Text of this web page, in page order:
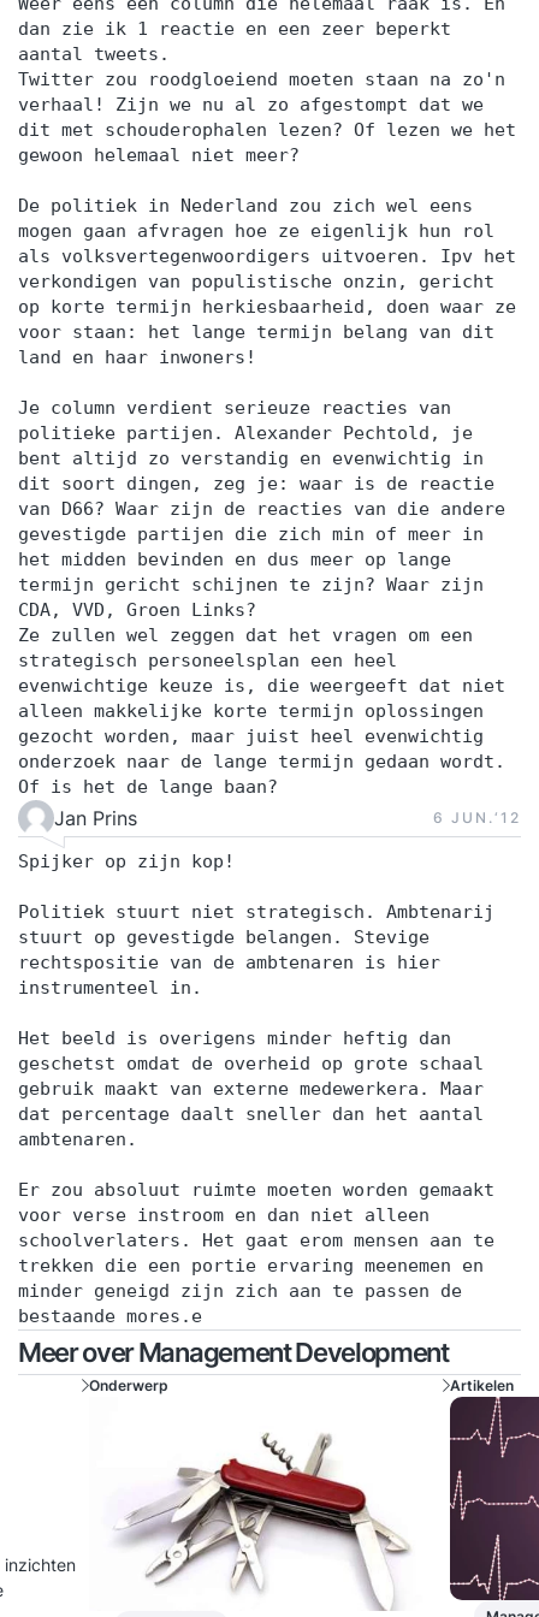
van persoonlijke leerdoelen en actiepunten voor
de komende periode. 17:00 uur Einde training
Dag 2 09:30 uur Start training Terugkoppeling op
de tussenliggende periode en behaalde
resultaten. Afrekenen met tijdverspillers,
werkdruk en stress zonder productiviteit te
verliezen. Grenzen stellen en effectief
verwachtingsmanagement. Focus houden in een
dynamische en veeleisende werkomgeving.
Helder en daadkrachtig communiceren over
voor duurzame effectiviteit. Evaluatie van de
training en opstellen van een persoonlijk
praktijkgericht actieplan. 17:00 uur Einde training
Je training in 3 stappen Stap 1. Je start met een
persoonlijke intake Voorafgaand aan de training
vul je een online intake in. Wil je liever je
persoonlijke leerdoelen toelichten? Dan plannen
we graag een telefonisch intakegesprek met je in.
Op basis van je leerdoelen, achtergrond en
aandachtspunten plaatsen we je in een
trainingsgroep met vergelijkbare professionals.
Zo sluit de training optimaal aan op jouw situatie
en ontwikkelbehoefte. Stap 2. Je volgt een
inspirerende en praktijkgerichte training De
tweedaagse training Timemanagement wordt
trainingsdagen bestaan uit inspirerende
inleidingen, praktische opdrachten en
reflectiemomenten die direct toepasbaar zijn in je
het geleerde meteen toe in de praktijk. Tijdens de
tweede bijeenkomst bespreek je samen met de
trainer en de groep je ervaringen, inzichten en
persoonlijke eindevaluatie en een concreet
actieplan voor de periode daarna. Stap 3. Een
jaar lang toegang tot het Online Learning
Platform Vanaf de eerste trainingsdag krijg je
toegang tot het YEARTH Online Learning
Platform. Hier vind je verdiepende artikelen,
opdrachten en tools om het geleerde direct toe
uitkomt via de YEARTH app, je tablet of
computer. Zo haal je het maximale resultaat uit je
training en pas je het geleerde duurzaam toe in je
dagelijkse praktijk. Over je trainer De training
wordt verzorgd door een ervaren trainer met
ruime praktijkervaring. Onze trainers combineren
Weer eens een column die helemaal raak is. En
dan zie ik 1 reactie en een zeer beperkt
aantal tweets.
Twitter zou roodgloeiend moeten staan na zo'n
verhaal! Zijn we nu al zo afgestompt dat we
dit met schouderophalen lezen? Of lezen we het
gewoon helemaal niet meer?
De politiek in Nederland zou zich wel eens
mogen gaan afvragen hoe ze eigenlijk hun rol
als volksvertegenwoordigers uitvoeren. Ipv het
verkondigen van populistische onzin, gericht
op korte termijn herkiesbaarheid, doen waar ze
voor staan: het lange termijn belang van dit
land en haar inwoners!
Je column verdient serieuze reacties van
politieke partijen. Alexander Pechtold, je
bent altijd zo verstandig en evenwichtig in
dit soort dingen, zeg je: waar is de reactie
van D66? Waar zijn de reacties van die andere
gevestigde partijen die zich min of meer in
het midden bevinden en dus meer op lange
termijn gericht schijnen te zijn? Waar zijn
CDA, VVD, Groen Links?
Ze zullen wel zeggen dat het vragen om een
strategisch personeelsplan een heel
evenwichtige keuze is, die weergeeft dat niet
alleen makkelijke korte termijn oplossingen
gezocht worden, maar juist heel evenwichtig
onderzoek naar de lange termijn gedaan wordt.
Of is het de lange baan?
Jan Prins 6 JUN.‘12
Spijker op zijn kop!
Politiek stuurt niet strategisch. Ambtenarij
stuurt op gevestigde belangen. Stevige
rechtspositie van de ambtenaren is hier
instrumenteel in.
Het beeld is overigens minder heftig dan
geschetst omdat de overheid op grote schaal
gebruik maakt van externe medewerkera. Maar
dat percentage daalt sneller dan het aantal
ambtenaren.
Er zou absoluut ruimte moeten worden gemaakt
voor verse instroom en dan niet alleen
schoolverlaters. Het gaat erom mensen aan te
trekken die een portie ervaring meenemen en
minder geneigd zijn zich aan te passen de
bestaande mores.e
Meer over Management Development
inzichten
Onderwerp Artikelen